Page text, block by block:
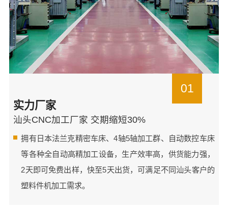
01
实力厂家
汕头CNC加工厂家 交期缩短30%
拥有日本法兰克精密车床、4轴5轴加工群、自动数控车床
等各种全自动高精加工设备，生产效率高，供货能力强，
2天即可免费出样，快至5天出货，可满足不同汕头客户的
塑料件机加工需求。